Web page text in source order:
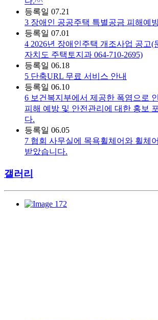
등록일 07.21
3 장애인 공공주택 특별공금 피해예
등록일 07.01
4 2026년 장애인주택 개조사업 공고(
자치도 주택토지과 064-710-2695)
등록일 06.18
5 단축URL 무료 서비스 안내
등록일 06.10
6 보건복지부에서 제공한 폭염으로
피해 예방 및 안전관리에 대한 홍보
다.
등록일 06.05
7 협회 사무실에 목욕휠체어와 휠체
받았습니다.
갤러리